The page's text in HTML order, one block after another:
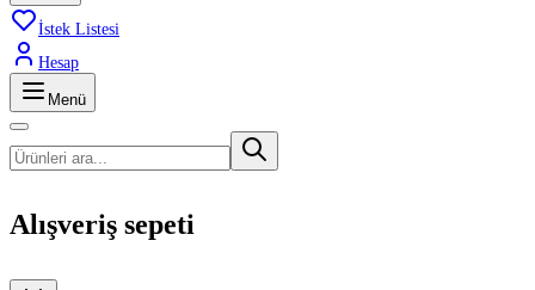
İstek Listesi
Hesap
Menü
Alışveriş sepeti